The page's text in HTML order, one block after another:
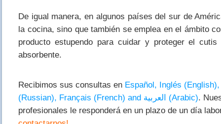
De igual manera, en algunos países del sur de
la cocina, sino que también se emplea en el ámbito
producto estupendo para cuidar y proteger el
absorbente.
Recibimos sus consultas en Español, Inglés
(Russian), Français (French) and العربية (Arabic).
profesionales le responderá en un plazo de un día